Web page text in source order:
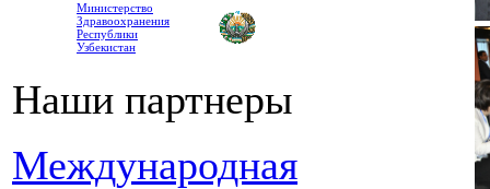
Министерство
Здравоохранения
Республики
Узбекистан
Наши партнеры
Международная